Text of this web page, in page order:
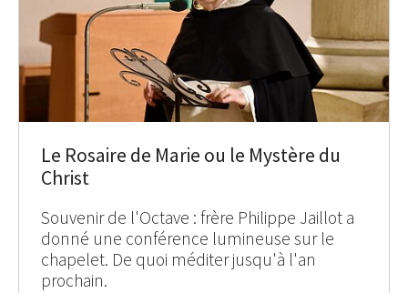
Le Rosaire de Marie ou le Mystère du
Christ
Souvenir de l'Octave : frère Philippe Jaillot a
donné une conférence lumineuse sur le
chapelet. De quoi méditer jusqu'à l'an
prochain.